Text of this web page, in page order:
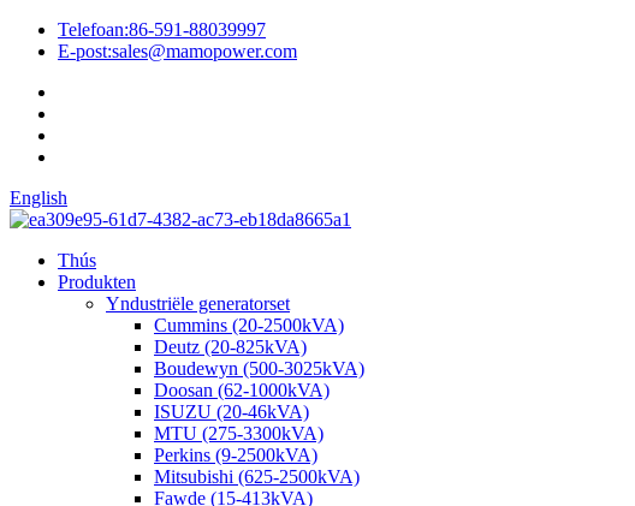
Telefoan:86-591-88039997
E-post:sales@mamopower.com
English
Thús
Produkten
Yndustriële generatorset
Cummins (20-2500kVA)
Deutz (20-825kVA)
Boudewyn (500-3025kVA)
Doosan (62-1000kVA)
ISUZU (20-46kVA)
MTU (275-3300kVA)
Perkins (9-2500kVA)
Mitsubishi (625-2500kVA)
Fawde (15-413kVA)